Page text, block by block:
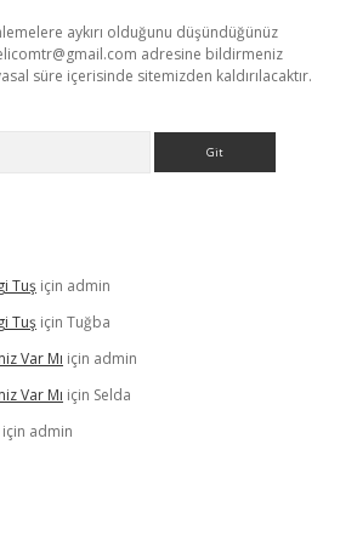
aykırı olduğunu düşündüğünüz
adresine bildirmeniz
süre içerisinde sitemizden kaldırılacaktır.
Tuş için admin
Tuş için Tuğba
Var Mı için admin
Var Mı için Selda
için admin